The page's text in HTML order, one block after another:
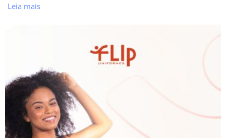
Leia mais